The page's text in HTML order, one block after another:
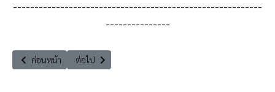
----------------------------------------------------------
---------------
เนื้อหาก่อนหน้า: งานเพื่อนพึ่ง (ภาฯ) 2563 25 ปี แห่งการ แบ่งปัน พอเพียง ยั่
ก่อนหน้า เนื้อหาถัดไป: อเมริกายังคงเป็น “โลกใหม่และดินแดนแห่งเ
ต่อไป